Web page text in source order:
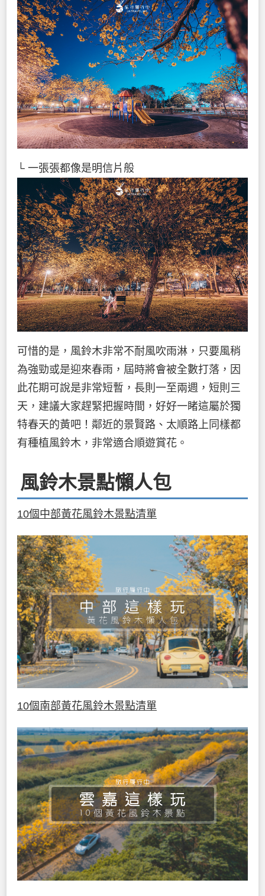
└ 一張張都像是明信片般
可惜的是，風鈴木非常不耐風吹雨淋，只要風稍
為強勁或是迎來春雨，屆時將會被全數打落，因
此花期可說是非常短暫，長則一至兩週，短則三
天，建議大家趕緊把握時間，好好一睹這屬於獨
特春天的黃吧！鄰近的景賢路、太順路上同樣都
有種植風鈴木，非常適合順遊賞花。
風鈴木景點懶人包
10個中部黃花風鈴木景點清單
10個南部黃花風鈴木景點清單